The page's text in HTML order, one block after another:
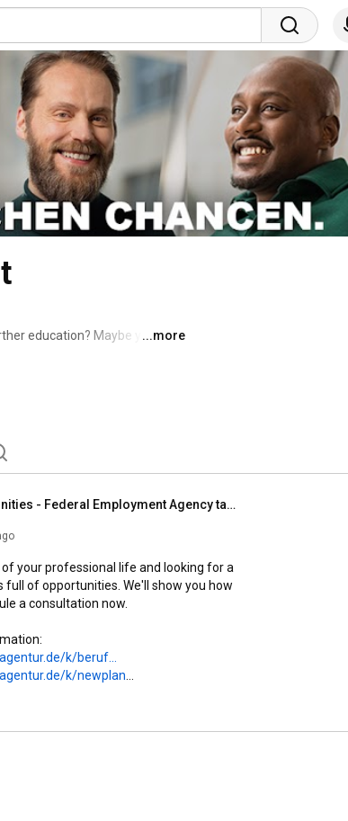
education? Maybe you’re
...more
Life is full of opportunities - Federal Employment Agency takes you further
your professional life and looking for a
full of opportunities. We'll show you how
a consultation now.
k/beruf...
k/newplan
Bundesagentur
company/bund...